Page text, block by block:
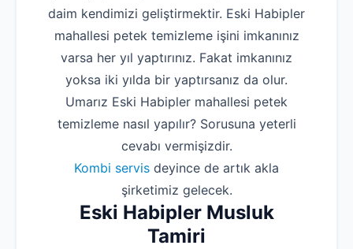
daim kendimizi geliştirmektir. Eski Habipler
mahallesi petek temizleme işini imkanınız
varsa her yıl yaptırınız. Fakat imkanınız
yoksa iki yılda bir yaptırsanız da olur.
Umarız Eski Habipler mahallesi petek
temizleme nasıl yapılır? Sorusuna yeterli
cevabı vermişizdir.
Kombi servis deyince de artık akla
şirketimiz gelecek.
Eski Habipler Musluk
Tamiri